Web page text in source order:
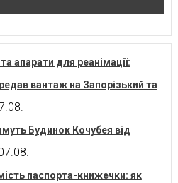
апарати для реанімації:
вантаж на Запорізький та
Будинок Кочубея від
паспорта-книжечки: як